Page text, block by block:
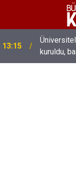
kuruldu,
13:00
MEB’de
yeni